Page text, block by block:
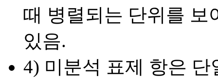
때 병렬되는 단위를 보
있음.
4) 미분석 표제 항은